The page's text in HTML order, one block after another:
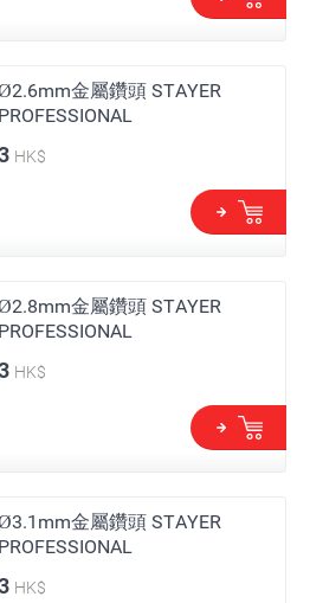
金屬鑽頭 STAYER
PROFESSIONAL
HK$
金屬鑽頭 STAYER
PROFESSIONAL
HK$
金屬鑽頭 STAYER
PROFESSIONAL
HK$